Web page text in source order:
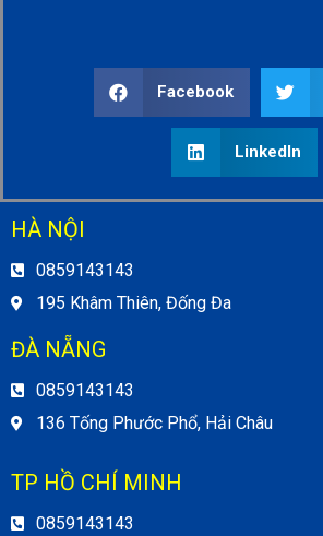
Facebook
LinkedIn
HÀ NỘI
0859143143
195 Khâm Thiên, Đống Đa
ĐÀ NẴNG
0859143143
136 Tống Phước Phổ, Hải Châu
TP HỒ CHÍ MINH
0859143143